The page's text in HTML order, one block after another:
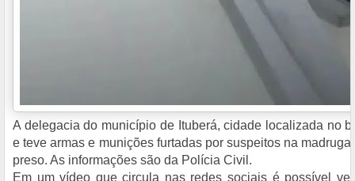
A delegacia do município de Ituberá, cidade localizada no
e teve armas e munições furtadas por suspeitos na
preso. As informações são da Polícia Civil.
Em um vídeo que circula nas redes sociais é possível